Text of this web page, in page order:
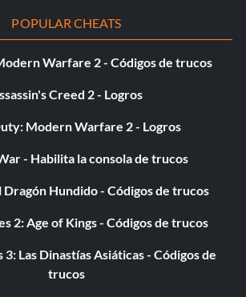
POPULAR CHEATS
Warfare 2 - Códigos de trucos
Creed 2 - Logros
Modern Warfare 2 - Logros
- Habilita la consola de trucos
Dragón Hundido - Códigos de trucos
2: Age of Kings - Códigos de trucos
Las Dinastías Asiáticas - Códigos de
trucos